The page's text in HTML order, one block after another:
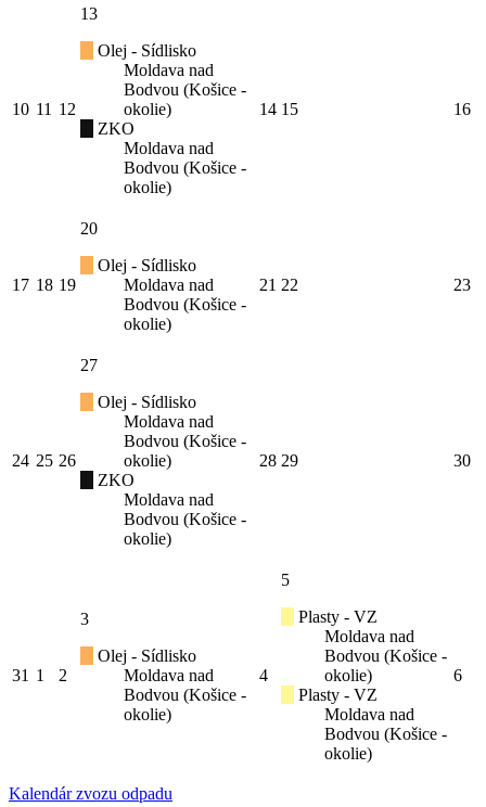
10 11 12
13
Olej - Sídlisko
Moldava nad
Bodvou (Košice -
okolie)
ZKO
Moldava nad
Bodvou (Košice -
okolie)
14 15 16
17 18 19
20
Olej - Sídlisko
Moldava nad
Bodvou (Košice -
okolie)
21 22 23
24 25 26
27
Olej - Sídlisko
Moldava nad
Bodvou (Košice -
okolie)
ZKO
Moldava nad
Bodvou (Košice -
okolie)
28 29 30
31 1 2
3
Olej - Sídlisko
Moldava nad
Bodvou (Košice -
okolie)
4
5
Plasty - VZ
Moldava nad
Bodvou (Košice -
okolie)
Plasty - VZ
Moldava nad
Bodvou (Košice -
okolie)
6
Kalendár zvozu odpadu